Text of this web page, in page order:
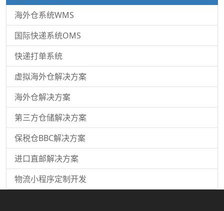
海外仓系统WMS
国际快递系统OMS
快递打单系统
虚拟海外仓解决方案
海外仓解决方案
第三方仓储解决方案
保税仓BBC解决方案
进口直邮解决方案
物流小程序定制开发